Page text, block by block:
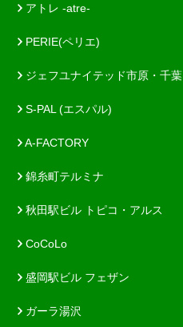
アトレ -atre-
PERIE(ペリエ)
ジェフユナイテッド市原・千葉
S-PAL (エスパル)
A-FACTORY
錦糸町テルミナ
秋田駅ビル トピコ・アルス
CoCoLo
盛岡駅ビル フェザン
ガーラ湯沢